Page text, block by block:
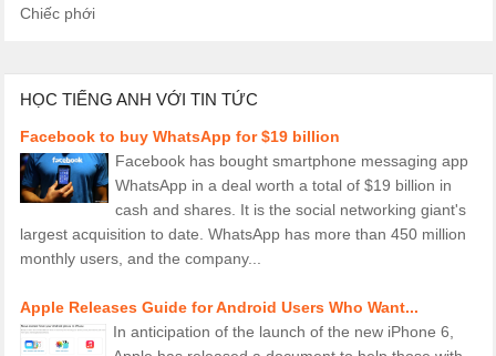
Chiếc phới
HỌC TIẾNG ANH VỚI TIN TỨC
Facebook to buy WhatsApp for $19 billion
Facebook has bought smartphone messaging app
WhatsApp in a deal worth a total of $19 billion in
cash and shares. It is the social networking giant's
largest acquisition to date. WhatsApp has more than 450 million
monthly users, and the company...
Apple Releases Guide for Android Users Who Want...
In anticipation of the launch of the new iPhone 6,